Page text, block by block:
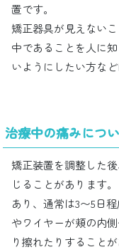
置です。
矯正器具が見えない
中であることを人に
いようにしたい方など
治療中の痛みにつ
矯正装置を調整した
じることがあります
あり、通常は3〜5日
やワイヤーが頬の内
り擦れたりすること